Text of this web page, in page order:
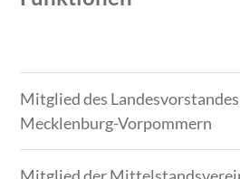
Zeitraum
Tätigkeit
Mitglied des
Mecklenburg-Vorpommern